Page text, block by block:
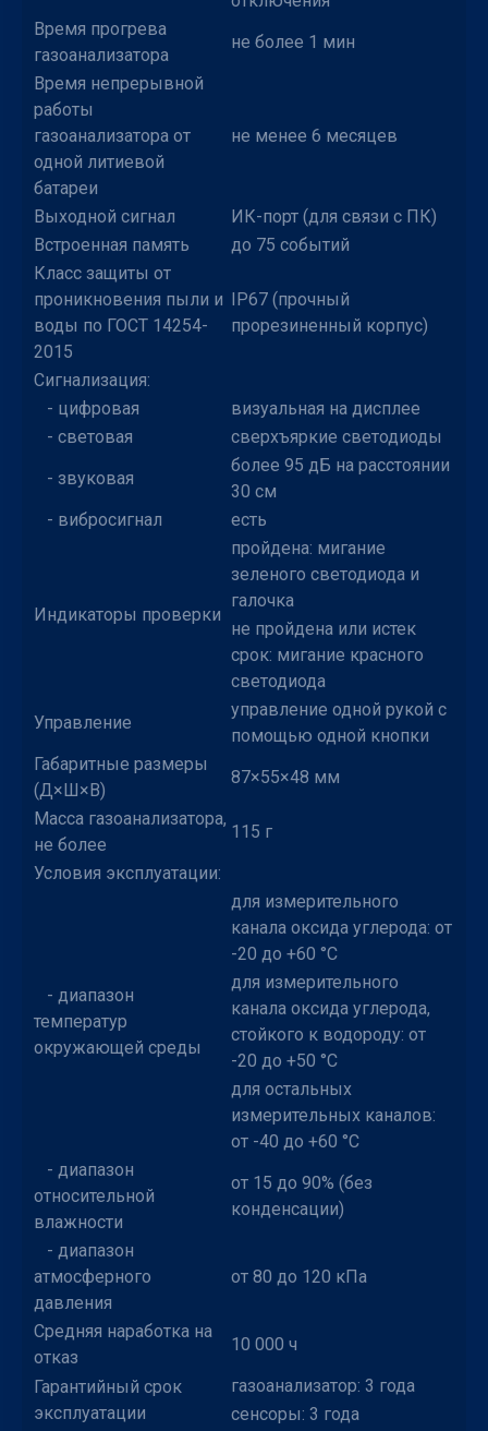
Время прогрева
газоанализатора
не более 1 мин
Время непрерывной
работы
газоанализатора от
одной литиевой
батареи
не менее 6 месяцев
Выходной сигнал
ИК-порт (для связи с ПК)
Встроенная память
до 75 событий
Класс защиты от
проникновения пыли и
воды по ГОСТ 14254-
2015
IP67 (прочный
прорезиненный корпус)
Сигнализация:
- цифровая
визуальная на дисплее
- световая
сверхъяркие светодиоды
- звуковая
более 95 дБ на расстоянии
30 см
- вибросигнал
есть
Индикаторы проверки
пройдена: мигание
зеленого светодиода и
галочка
не пройдена или истек
срок: мигание красного
светодиода
Управление
управление одной рукой с
помощью одной кнопки
Габаритные размеры
(Д×Ш×В)
87×55×48 мм
Масса газоанализатора,
не более
115 г
Условия эксплуатации:
- диапазон
температур
окружающей среды
для измерительного
канала оксида углерода: от
-20 до +60 °С
для измерительного
канала оксида углерода,
стойкого к водороду: от
-20 до +50 °С
для остальных
измерительных каналов:
от -40 до +60 °С
- диапазон
относительной
влажности
от 15 до 90% (без
конденсации)
- диапазон
атмосферного
давления
от 80 до 120 кПа
Средняя наработка на
отказ
10 000 ч
Гарантийный срок
эксплуатации
газоанализатор: 3 года
сенсоры: 3 года